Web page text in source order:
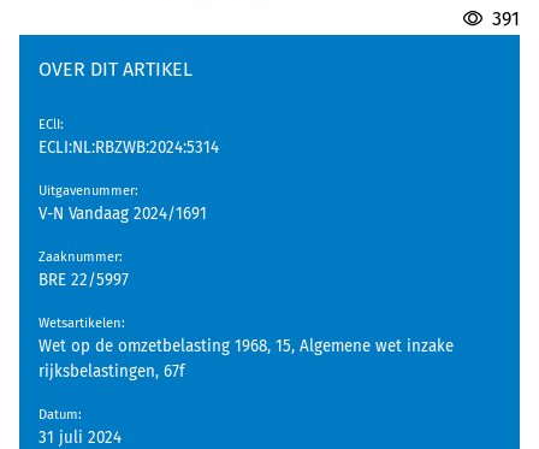
391
OVER DIT ARTIKEL
EClI:
ECLI:NL:RBZWB:2024:5314
Uitgavenummer:
V-N Vandaag 2024/1691
Zaaknummer:
BRE 22/5997
Wetsartikelen:
Wet op de omzetbelasting 1968, 15, Algemene wet inzake
rijksbelastingen, 67f
Datum:
31 juli 2024